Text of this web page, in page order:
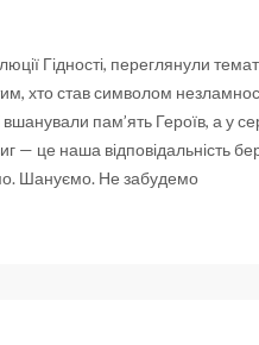
Гідності, переглянули
хто став символом
пам’ять Героїв, а у
— це наша відповідальність
Шануємо. Не забудемо